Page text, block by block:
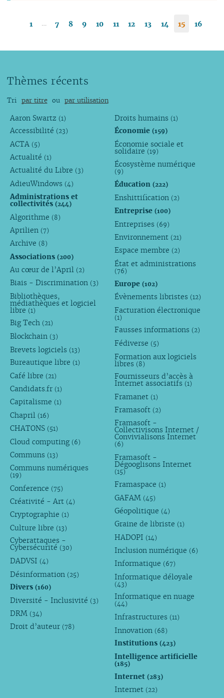
1 … 7 8 9 10 11 12 13 14 15 16
Thèmes récents
Tri par titre ou par utilisation
Aaron Swartz (1)
Accessibilité (23)
ACTA (5)
Actualité (1)
Actualité du Libre (3)
AdieuWindows (4)
Administrations et
collectivités (244)
Algorithme (8)
Aprilien (7)
Archive (8)
Associations (200)
Au cœur de l’April (2)
Biais - Discrimination (3)
Bibliothèques,
médiathèques et logiciel
libre (1)
Big Tech (21)
Blockchain (3)
Brevets logiciels (13)
Bureautique libre (1)
Café libre (21)
Candidats.fr (1)
Capitalisme (1)
Chapril (16)
CHATONS (51)
Cloud computing (6)
Communs (13)
Communs numériques
(19)
Conference (75)
Créativité - Art (4)
Cryptographie (1)
Culture libre (13)
Cyberattaques -
Cybersécurité (30)
DADVSI (4)
Désinformation (25)
Divers (160)
Diversité - Inclusivité (3)
DRM (34)
Droit d’auteur (78)
Droits humains (1)
Économie(159)
Économie sociale et
solidaire (19)
Écosystème numérique
(9)
Éducation(222)
Enshittification (2)
Entreprise(100)
Entreprises (69)
Environnement (21)
Espace membre (2)
État et administrations
(76)
Europe(102)
Évènements libristes (12)
Facturation électronique
(1)
Fausses informations (2)
Fédiverse (5)
Formation aux logiciels
libres (8)
Fournisseurs d’accès à
Internet associatifs (1)
Framanet (1)
Framasoft (2)
Framasoft -
Collectivisons Internet /
Convivialisons Internet
(6)
Framasoft -
Dégooglisons Internet
(15)
Framaspace (1)
GAFAM (45)
Géopolitique (4)
Graine de libriste (1)
HADOPI (14)
Inclusion numérique (6)
Informatique (67)
Informatique déloyale
(43)
Informatique en nuage
(44)
Infrastructures (11)
Innovation (68)
Institutions(423)
Intelligence artificielle
(185)
Internet(283)
Internet (22)